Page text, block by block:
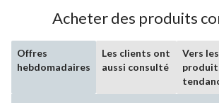
Acheter des produits
Offres
hebdomadaires
Les clients ont
aussi consulté
Vers les